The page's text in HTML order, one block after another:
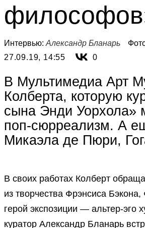
Интервью: Александр Бланарь
27.09.19, 14:55
0
В Мультимедиа Арт
Колберта, которую
сына Энди Уорхола»
поп-сюрреализм. А
Микаэла де Пюри,
В своих работах Колберт
из творчества Фрэнсиса
герой экспозиции — альтер-эго
куратор Александр Бланарь